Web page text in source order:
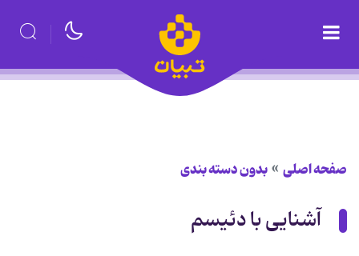
صفحه اصلی بدون دسته بندی
آشنايى با دئيسم‌